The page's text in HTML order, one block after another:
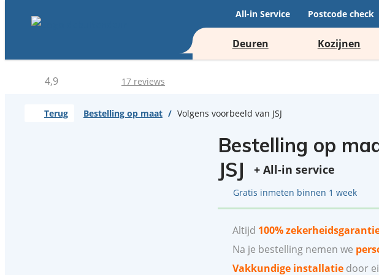
All-in Service Postcode check
Deuren Kozijnen
4,9 17 reviews
Terug Bestelling op maat / Volgens voorbeeld van JSJ
Bestelling op
JSJ
+ All-in service
Gratis inmeten binnen 1 week
Altijd 100%
Na je bestelling nemen we
Vakkundige installatie door